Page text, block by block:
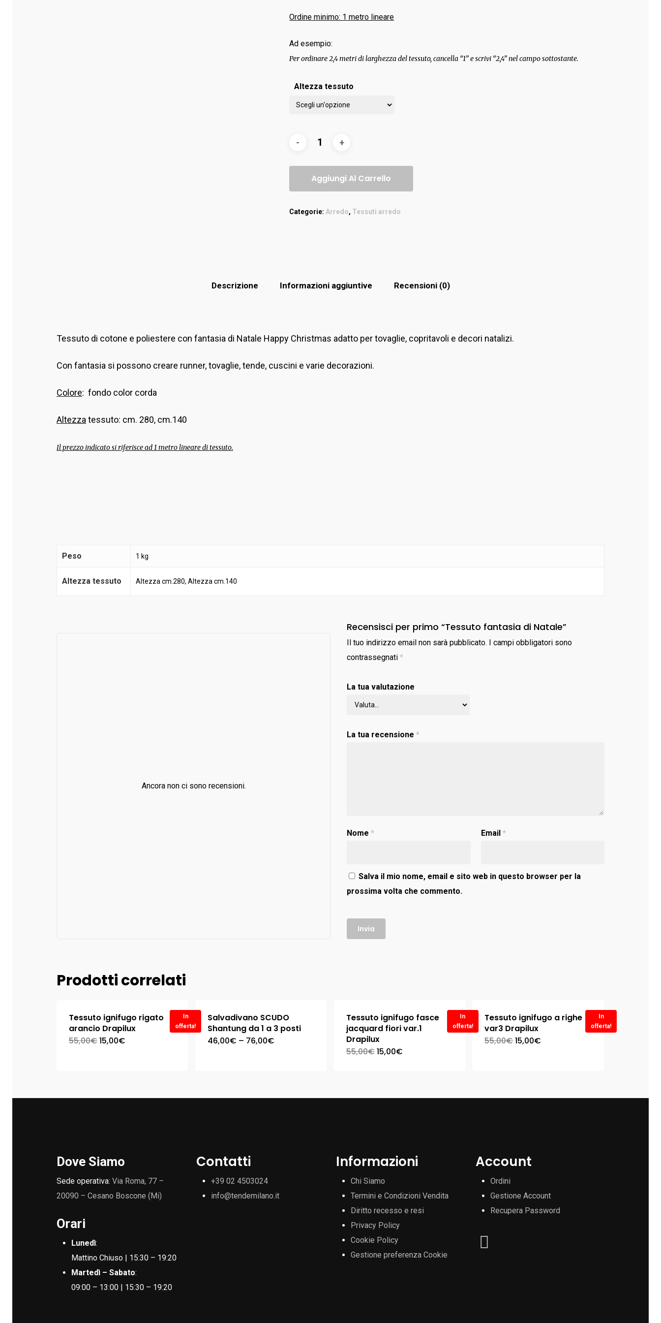
Ordine minimo: 1 metro lineare
Ad esempio:
Per ordinare 2,4 metri di larghezza del tessuto, cancella “1” e scrivi “2,4” nel campo sottostante.
Altezza tessuto
Aggiungi Al Carrello
Categorie: Arredo, Tessuti arredo
Descrizione Informazioni aggiuntive Recensioni (0)
Tessuto di cotone e poliestere con fantasia di Natale Happy Christmas adatto per tovaglie, copritavoli e decori natalizi.
Con fantasia si possono creare runner, tovaglie, tende, cuscini e varie decorazioni.
Colore: fondo color corda
Altezza tessuto: cm. 280, cm.140
Il prezzo indicato si riferisce ad 1 metro lineare di tessuto.
Peso 1 kg
Altezza tessuto Altezza cm.280, Altezza cm.140
Ancora non ci sono recensioni.
Recensisci per primo “Tessuto fantasia di Natale”
Il tuo indirizzo email non sarà pubblicato. I campi obbligatori sono
contrassegnati*
La tua valutazione
La tua recensione*
Nome* Email *
Salva il mio nome, email e sito web in questo browser per la
prossima volta che commento.
Prodotti correlati
In
offerta!
Tessuto ignifugo rigato
arancio Drapilux
55,00€15,00€
Salvadivano SCUDO
Shantung da 1 a 3 posti
46,00€ – 76,00€
In
offerta!
Tessuto ignifugo fasce
jacquard fiori var.1
Drapilux
55,00€15,00€
In
offerta!
Tessuto ignifugo a righe
var3 Drapilux
55,00€15,00€
Dove Siamo
Sede operativa:Via Roma, 77 –
20090 – Cesano Boscone (Mi)
Orari
Lunedì:
Mattino Chiuso | 15:30 – 19:20
Martedì – Sabato:
09:00 – 13:00 | 15:30 – 19:20
Contatti
+39 02 4503024
info@tendemilano.it
Informazioni
Chi Siamo
Termini e Condizioni Vendita
Diritto recesso e resi
Privacy Policy
Cookie Policy
Gestione preferenza Cookie
Account
Ordini
Gestione Account
Recupera Password